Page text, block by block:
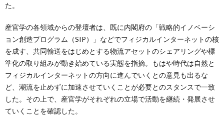
た。
産官学の各領域からの登壇者は、既に内閣府の「戦略的イノベーシ
ョン創造プログラム（SIP）」などでフィジカルインターネットの核
を成す、共同輸送をはじめとする物流アセットのシェアリングや標
準化の取り組みが動き始めている実態を指摘。もはや時代は自然と
フィジカルインターネットの方向に進んでいくとの意見も出るな
ど、潮流を止めずに加速させていくことが必要とのスタンスで一致
した。その上で、産官学がそれぞれの立場で活動を継続・発展させ
ていくことを確認した。